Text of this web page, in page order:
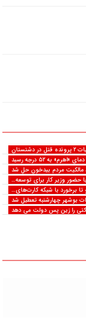
به ۵۲ درجه رسید
حضور وزیر کار برای توسعه…
بوشهر چهارشنبه تعطیل شد
را زین پس دولت می دهد